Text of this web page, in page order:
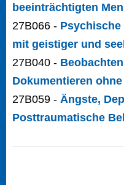
beeinträchtigten
27B066 - Psychische
mit geistiger und
27B040 -
Dokumentieren
27B059 - Ängste,
Posttraumatische